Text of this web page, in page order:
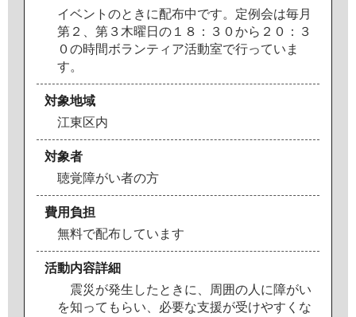
イベン ト のと き に配布中です。 定例会は毎月
第 ２ 第 ３ 木曜 日 の １ ８ ： ３ ０から ２ ０ ：
３
０の時間ボラ ンテ ィ ア活動室で行ってい ま
す。
対象地域
江東区内
対象者
聴覚障がい者の方
費用負担
無料で配布してい ま す
活動内容詳細
震災 が発生 した と き に 周 囲の 人 に障がい
を知って も らい 必要な支援が受けやす く な